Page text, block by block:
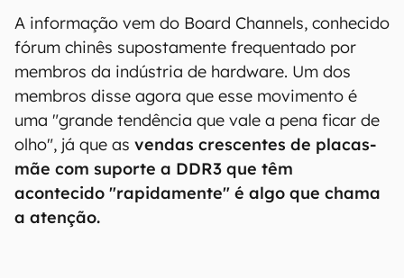
A informação vem do Board Channels, conhecido
fórum chinês supostamente frequentado por
membros da indústria de hardware. Um dos
membros disse agora que esse movimento é
uma "grande tendência que vale a pena ficar de
olho", já que as vendas crescentes de placas-
mãe com suporte a DDR3 que têm
acontecido "rapidamente" é algo que chama
a atenção.